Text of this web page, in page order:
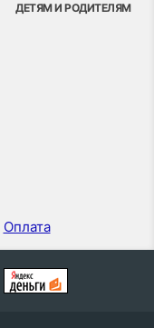
ДЕТЯМ И РОДИТЕЛЯМ
Оплата